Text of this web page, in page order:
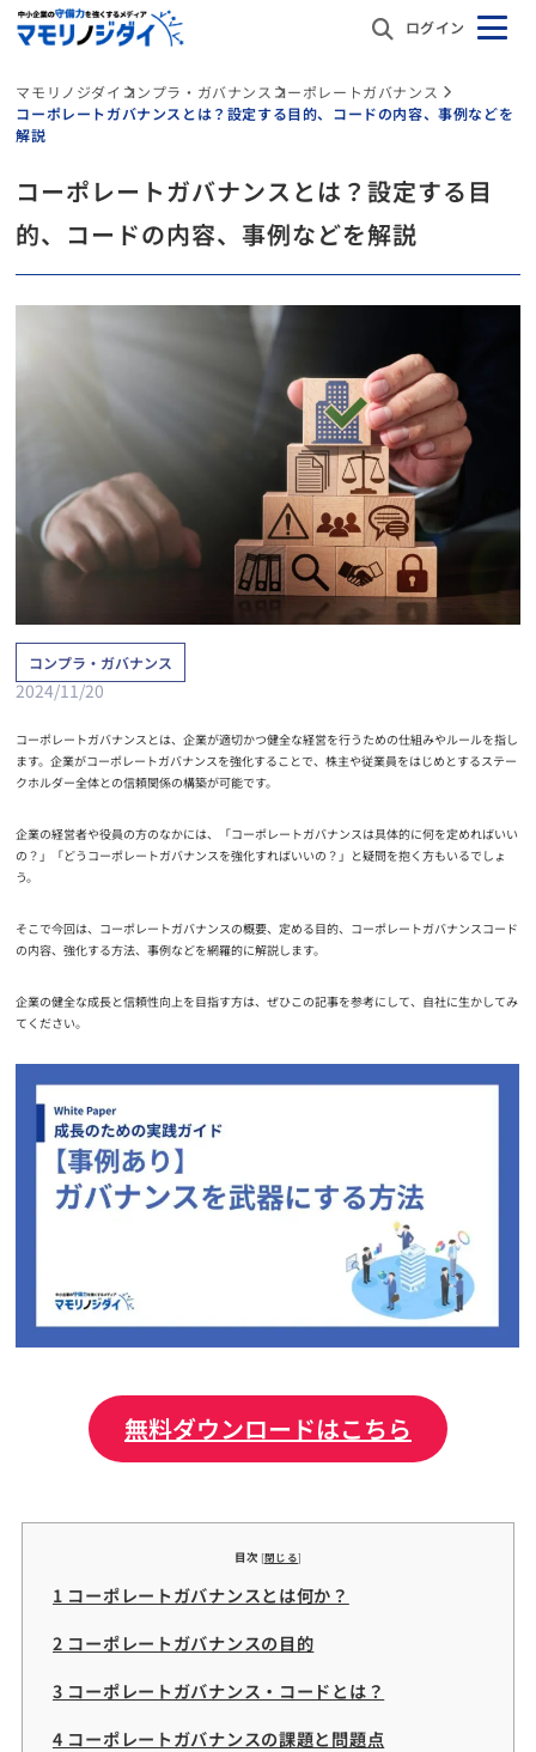
ログイン
マモリノジダイ コンプラ・ガバナンス コーポレートガバナンス
コーポレートガバナンスとは？設定する目的、コードの内容、事例などを
解説
コーポレートガバナンスとは？設定する目
的、コードの内容、事例などを解説
コンプラ・ガバナンス
2024/11/20
コーポレートガバナンスとは、企業が適切かつ健全な経営を行うための仕組みやルールを指し
ます。企業がコーポレートガバナンスを強化することで、株主や従業員をはじめとするステー
クホルダー全体との信頼関係の構築が可能です。
企業の経営者や役員の方のなかには、「コーポレートガバナンスは具体的に何を定めればいい
の？」「どうコーポレートガバナンスを強化すればいいの？」と疑問を抱く方もいるでしょ
う。
そこで今回は、コーポレートガバナンスの概要、定める目的、コーポレートガバナンスコード
の内容、強化する方法、事例などを網羅的に解説します。
企業の健全な成長と信頼性向上を目指す方は、ぜひこの記事を参考にして、自社に生かしてみ
てください。
無料ダウンロードはこちら
目次 [閉じる]
1 コーポレートガバナンスとは何か？
2 コーポレートガバナンスの目的
3 コーポレートガバナンス・コードとは？
4 コーポレートガバナンスの課題と問題点